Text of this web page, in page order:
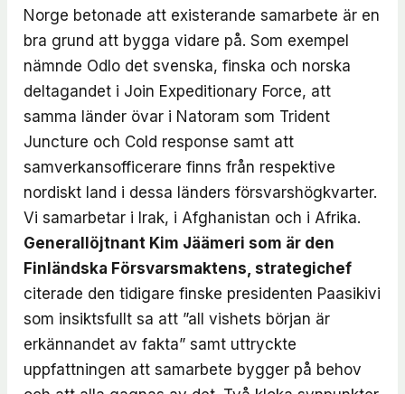
Norge betonade att existerande samarbete är en
bra grund att bygga vidare på. Som exempel
nämnde Odlo det svenska, finska och norska
deltagandet i Join Expeditionary Force, att
samma länder övar i Natoram som Trident
Juncture och Cold response samt att
samverkansofficerare finns från respektive
nordiskt land i dessa länders försvarshögkvarter.
Vi samarbetar i Irak, i Afghanistan och i Afrika.
Generallöjtnant Kim Jäämeri som är den
Finländska Försvarsmaktens, strategichef
citerade den tidigare finske presidenten Paasikivi
som insiktsfullt sa att ”all vishets början är
erkännandet av fakta” samt uttryckte
uppfattningen att samarbete bygger på behov